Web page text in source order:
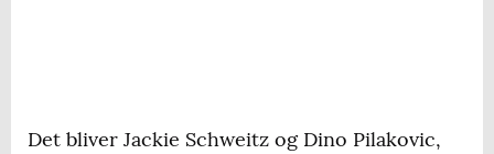
Det bliver Jackie Schweitz og Dino Pilakovic,